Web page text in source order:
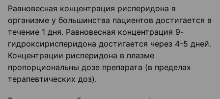
Равновесная концентрация рисперидона в
организме у большинства пациентов достигается в
течение 1 дня. Равновесная концентрация 9-
гидроксирисперидона достигается через 4-5 дней.
Концентрации рисперидона в плазме
пропорциональны дозе препарата (в пределах
терапевтических доз).